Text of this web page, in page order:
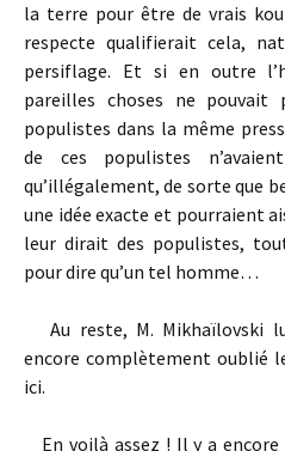
la terre pour être de vrais
respecte qualifierait cela,
persiflage. Et si en outre
pareilles choses ne
populistes dans la même
de ces populistes
qu’illégalement, de sorte que
une idée exacte et pourraient
leur dirait des populistes,
pour dire qu’un tel homme…
Au reste, M. Mikhaïlovski
encore complètement oublié
ici.
En voilà assez ! Il y a